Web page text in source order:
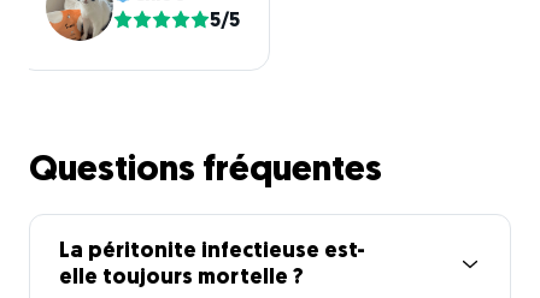
5/5
Questions fréquentes
La péritonite infectieuse est-
elle toujours mortelle ?